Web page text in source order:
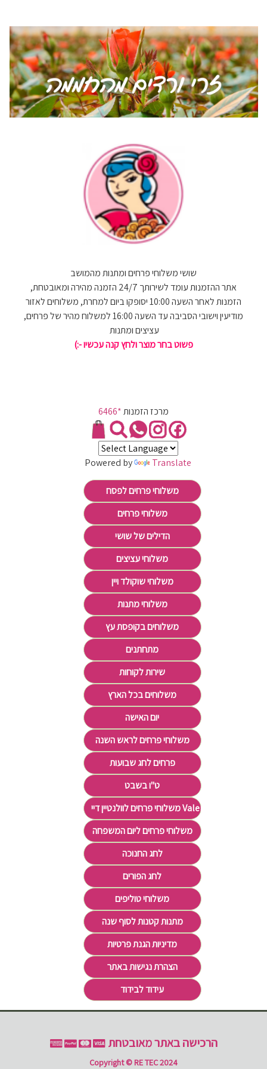
שושי משלוחי פרחים ומתנות מהמושב
אתר ההזמנות עומד לשירותך 24/7 הזמנה מהירה ומאובטחת,
הזמנות לאחר השעה 10:00 יסופקו ביום למחרת, משלוחים לאזור
מודיעין וישובי הסביבה עד השעה 16:00 למשלוח מהיר של פרחים,
עציצים ומתנות
פשוט בחר מוצר ולחץ קנה עכשיו -:)
מרכז הזמנות*6466
Powered by Translate
משלוחי פרחים לפסח
משלוחי פרחים
הדילים של שושי
משלוחי עציצים
משלוחי שוקולד ויין
משלוחי מתנות
משלוחים בקופסת עץ
מתחתנים
שירות לקוחות
משלוחים בכל הארץ
יום האישה
משלוחי פרחים לראש השנה
פרחים לחג שבועות
ט"ו בשבט
משלוחי פרחים לוולנטיין דיי Valentine's Day
משלוחי פרחים ליום המשפחה
לחג החנוכה
לחג הפורים
משלוחי טוליפים
מתנות קטנות לסוף שנה
מדיניות הגנת פרטיות
הצהרת נגישות באתר
עידוד לבידוד
הרכישה באתר מאובטחת
Copyright © RE TEC 2024